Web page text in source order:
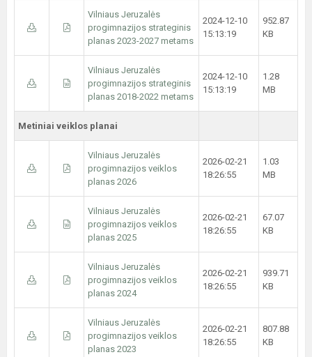
Vilniaus Jeruzalės
progimnazijos strateginis
planas 2023-2027 metams
2024-12-10
15:13:19
952.87
KB
Vilniaus Jeruzalės
progimnazijos strateginis
planas 2018-2022 metams
2024-12-10
15:13:19
1.28
MB
Metiniai veiklos planai
Vilniaus Jeruzalės
progimnazijos veiklos
planas 2026
2026-02-21
18:26:55
1.03
MB
Vilniaus Jeruzalės
progimnazijos veiklos
planas 2025
2026-02-21
18:26:55
67.07
KB
Vilniaus Jeruzalės
progimnazijos veiklos
planas 2024
2026-02-21
18:26:55
939.71
KB
Vilniaus Jeruzalės
progimnazijos veiklos
planas 2023
2026-02-21
18:26:55
807.88
KB